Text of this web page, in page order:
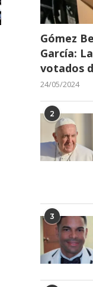
Nuria Piera
denuncia o
05/05/
Gómez
García:
votados
24/05/2024
2
3